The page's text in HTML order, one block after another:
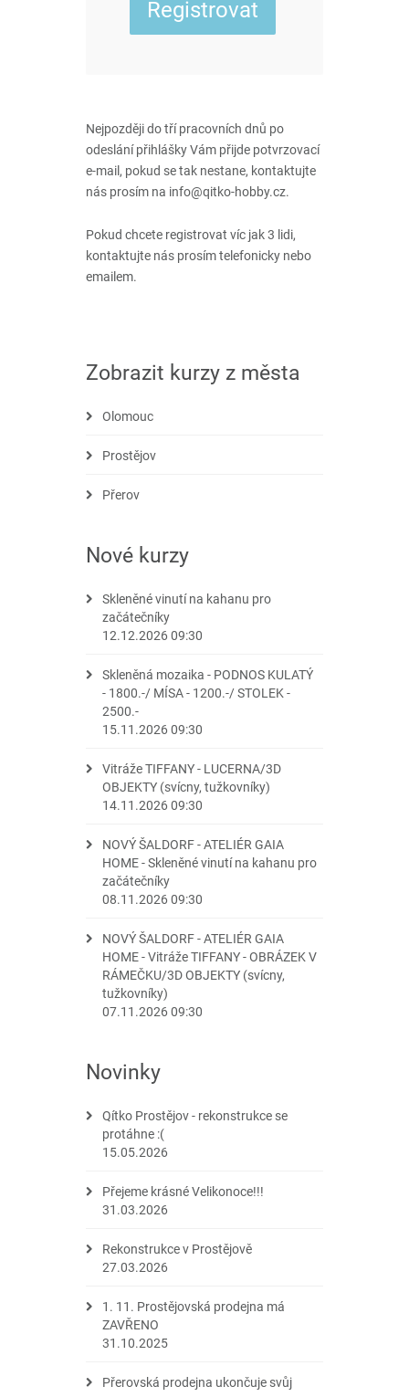
Nejpozději do tří pracovních dnů po
odeslání přihlášky Vám přijde potvrzovací
e-mail, pokud se tak nestane, kontaktujte
nás prosím na info@qitko-hobby.cz.
Pokud chcete registrovat víc jak 3 lidi,
kontaktujte nás prosím telefonicky nebo
emailem.
Zobrazit kurzy z města
Olomouc
Prostějov
Přerov
Nové kurzy
Skleněné vinutí na kahanu pro
začátečníky
12.12.2026 09:30
Skleněná mozaika - PODNOS KULATÝ
- 1800.-/ MÍSA - 1200.-/ STOLEK -
2500.-
15.11.2026 09:30
Vitráže TIFFANY - LUCERNA/3D
OBJEKTY (svícny, tužkovníky)
14.11.2026 09:30
NOVÝ ŠALDORF - ATELIÉR GAIA
HOME - Skleněné vinutí na kahanu pro
začátečníky
08.11.2026 09:30
NOVÝ ŠALDORF - ATELIÉR GAIA
HOME - Vitráže TIFFANY - OBRÁZEK V
RÁMEČKU/3D OBJEKTY (svícny,
tužkovníky)
07.11.2026 09:30
Novinky
Qítko Prostějov - rekonstrukce se
protáhne :(
15.05.2026
Přejeme krásné Velikonoce!!!
31.03.2026
Rekonstrukce v Prostějově
27.03.2026
1. 11. Prostějovská prodejna má
ZAVŘENO
31.10.2025
Přerovská prodejna ukončuje svůj